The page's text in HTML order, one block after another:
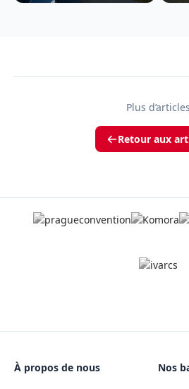
Plus d’articles
Retour aux
À propos de nous Nos